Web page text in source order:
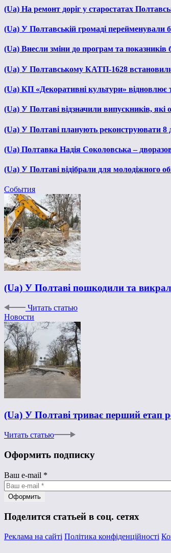
(Ua) На ремонт доріг у старостатах
(Ua) У Полтавській громаді перейменували
(Ua) Внесли зміни до програм та показників
(Ua) У Полтавському КАТП-1628
(Ua) КП «Декоративні культури» відновлює
(Ua) У Полтаві відзначили випускників,
(Ua) У Полтаві планують реконструювати 8
(Ua) Полтавка Надія Соколовська –
(Ua) У Полтаві відібрали для молодіжного
События
(Ua) У Полтаві пошкодили та
Читать статью
Новости
(Ua) У Полтаві триває перший етап
Читать статью
Оформить подписку
Ваш e-mail *
Поделится статьей в соц. сетях
Реклама на сайті Політика конфіденційності